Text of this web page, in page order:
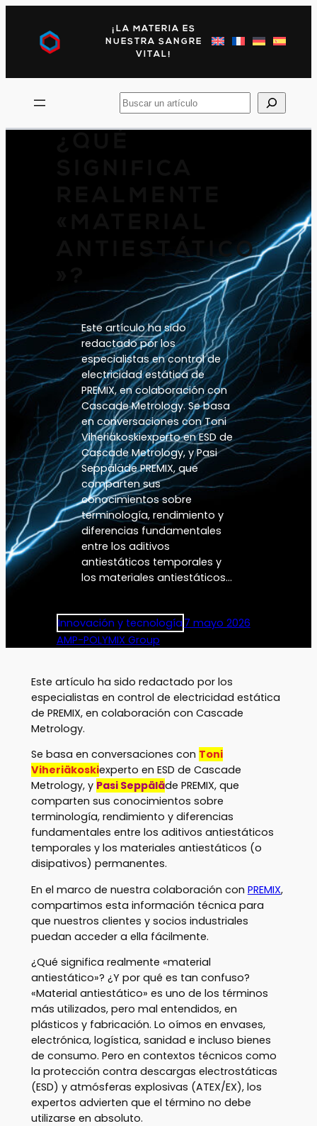
contenido
¡LA MATERIA ES
NUESTRA SANGRE
VITAL!
Busca
en
ANTIESTÁTICO
Este artículo ha sido
redactado por los
especialistas en control de
electricidad estática de
PREMIX, en colaboración con
Cascade Metrology. Se basa
en conversaciones con Toni
Viheriäkoskiexperto en ESD de
Cascade Metrology, y Pasi
Seppäläde PREMIX, que
comparten sus
conocimientos sobre
terminología, rendimiento y
diferencias fundamentales
entre los aditivos
antiestáticos temporales y
los materiales antiestáticos…
Innovación y tecnología 7 mayo 2026
AMP-POLYMIX Group
Este artículo ha sido redactado por los
especialistas en control de electricidad estática
de PREMIX, en colaboración con Cascade
Metrology.
Se basa en conversaciones con Toni
Viheriäkoskiexperto en ESD de Cascade
Metrology, y Pasi Seppäläde PREMIX, que
comparten sus conocimientos sobre
terminología, rendimiento y diferencias
fundamentales entre los aditivos antiestáticos
temporales y los materiales antiestáticos (o
disipativos) permanentes.
En el marco de nuestra colaboración con PREMIX,
compartimos esta información técnica para
que nuestros clientes y socios industriales
puedan acceder a ella fácilmente.
¿Qué significa realmente «material
antiestático»? ¿Y por qué es tan confuso?
«Material antiestático» es uno de los términos
más utilizados, pero mal entendidos, en
plásticos y fabricación. Lo oímos en envases,
electrónica, logística, sanidad e incluso bienes
de consumo. Pero en contextos técnicos como
la protección contra descargas electrostáticas
(ESD) y atmósferas explosivas (ATEX/EX), los
expertos advierten que el término no debe
utilizarse en absoluto.